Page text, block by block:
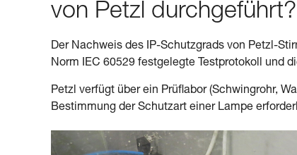
von Petzl durchgeführt?
Der Nachweis des IP-Schutzgrads von Petzl-
Norm IEC 60529 festgelegte Testprotokoll und
Petzl verfügt über ein Prüflabor (Schwingrohr,
Bestimmung der Schutzart einer Lampe